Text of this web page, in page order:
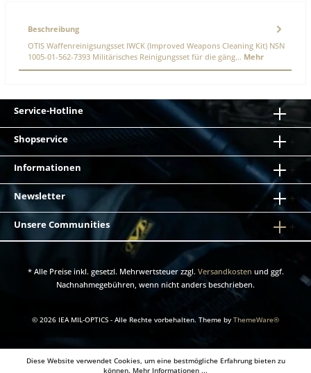
Beschreibung
OTIS Waffenreinigsungsset IWCK (Improved Weapons Cleaning Kit) NSN
1005-01-562-7393 Militärisches Reinigungsset für die gäng… Mehr
Service-Hotline
Shopservice
Informationen
Newsletter
Unsere Communities
* Alle Preise inkl. gesetzl. Mehrwertsteuer zzgl. Versandkosten und ggf.
Nachnahmegebühren, wenn nicht anders beschrieben.
© 2026 IEA MIL-OPTICS - Alle Rechte vorbehalten. Theme by ThemeWare®
Diese Website verwendet Cookies, um eine bestmögliche Erfahrung bieten zu
können. Mehr Informationen ...